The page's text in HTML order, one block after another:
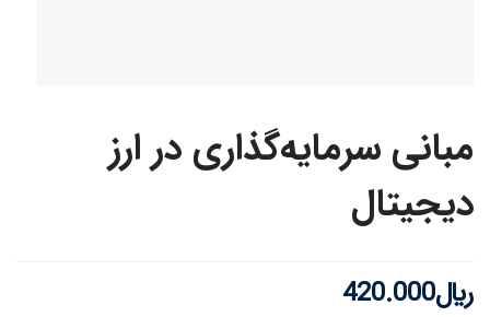
مبانی سرمایه‌گذاری در ارز
دیجیتال
﷼420.000